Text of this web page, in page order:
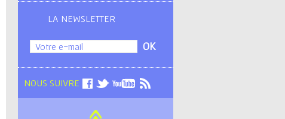
LA NEWSLETTER
NOUS SUIVRE